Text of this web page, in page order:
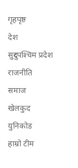
गृहपृष्ठ
देश
सुदुरपश्चिम प्रदेश
राजनीति
समाज
खेलकुद
युनिकोड
हाम्रो टीम